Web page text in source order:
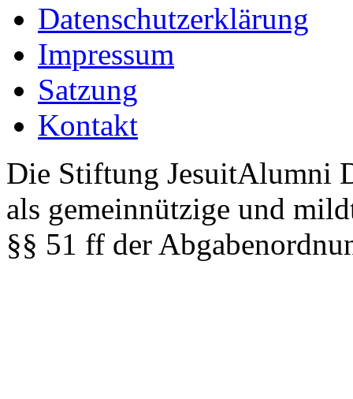
Datenschutzerklärung
Impressum
Satzung
Kontakt
Die Stiftung JesuitAlumni
als gemeinnützige und
§§ 51 ff der